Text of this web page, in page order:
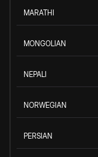
MARATHI
MONGOLIAN
NEPALI
NORWEGIAN
PERSIAN